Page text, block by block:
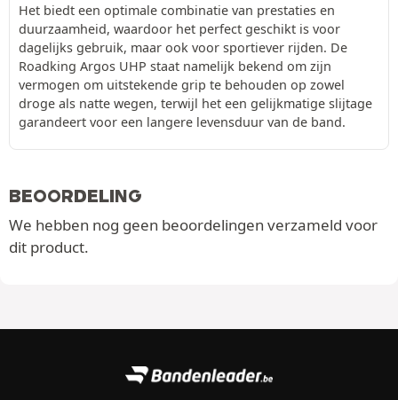
Het biedt een optimale combinatie van prestaties en
duurzaamheid, waardoor het perfect geschikt is voor
dagelijks gebruik, maar ook voor sportiever rijden. De
Roadking Argos UHP staat namelijk bekend om zijn
vermogen om uitstekende grip te behouden op zowel
droge als natte wegen, terwijl het een gelijkmatige slijtage
garandeert voor een langere levensduur van de band.
BEOORDELING
We hebben nog geen beoordelingen verzameld voor
dit product.